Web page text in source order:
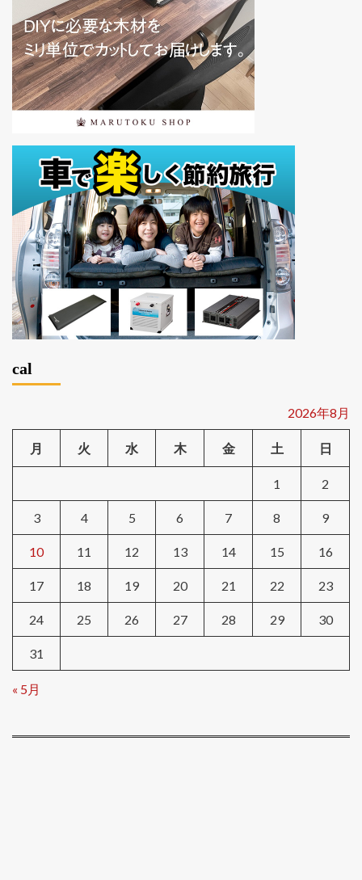
cal
2026年8月
月 火 水 木 金 土 日
1 2
3 4 5 6 7 8 9
10 11 12 13 14 15 16
17 18 19 20 21 22 23
24 25 26 27 28 29 30
31
« 5月